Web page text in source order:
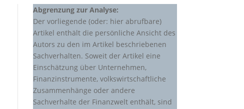
Abgrenzung zur Analyse:
Der vorliegende (oder: hier abrufbare)
Artikel enthält die persönliche Ansicht des
Autors zu den im Artikel beschriebenen
Sachverhalten. Soweit der Artikel eine
Einschätzung über Unternehmen,
Finanzinstrumente, volkswirtschaftliche
Zusammenhänge oder andere
Sachverhalte der Finanzwelt enthält, sind